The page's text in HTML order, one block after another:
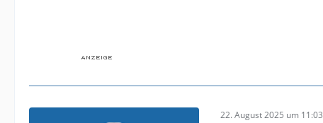
22. August 2025 um 11:03